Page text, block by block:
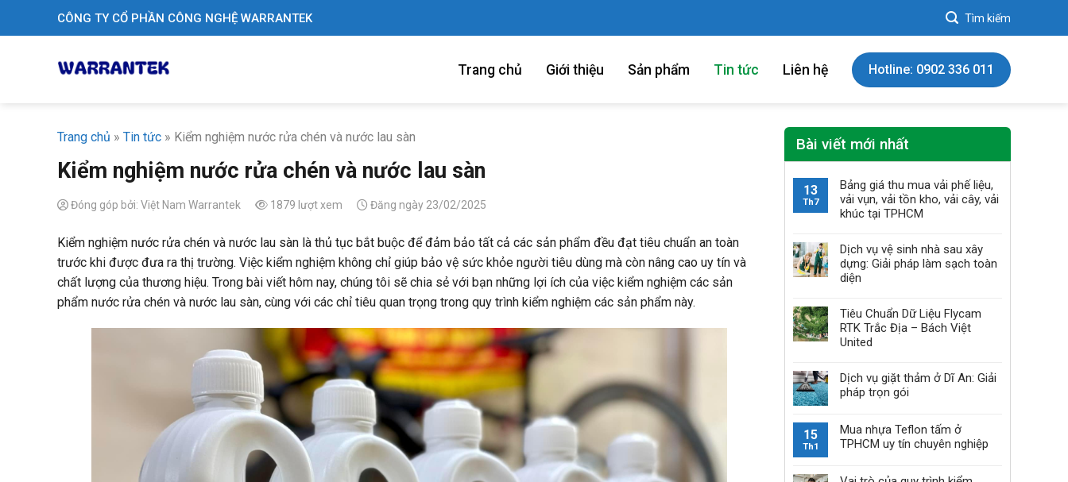
CÔNG TY CỔ PHẦN CÔNG NGHỆ WARRANTEK
Trang chủ Giới thiệu Sản phẩm Tin tức Liên hệ Hotline: 0902 336 011
Trang chủ » Tin tức » Kiểm nghiệm nước rửa chén và nước lau sàn
Kiểm nghiệm nước rửa chén và nước lau sàn
Đóng góp bởi: Việt Nam Warrantek 1879 lượt xem Đăng ngày 23/02/2025
Kiểm nghiệm nước rửa chén và nước lau sàn là thủ tục bắt buộc để đảm bảo tất cả các sản phẩm đều đạt tiêu chuẩn an toàn
trước khi được đưa ra thị trường. Việc kiểm nghiệm không chỉ giúp bảo vệ sức khỏe người tiêu dùng mà còn nâng cao uy tín và
chất lượng của thương hiệu. Trong bài viết hôm nay, chúng tôi sẽ chia sẻ với bạn những lợi ích của việc kiểm nghiệm các sản
phẩm nước rửa chén và nước lau sàn, cùng với các chỉ tiêu quan trọng trong quy trình kiểm nghiệm các sản phẩm này.
Bài viết mới nhất
13
Th7
Bảng giá thu mua vải phế liệu,
vải vụn, vải tồn kho, vải cây, vải
khúc tại TPHCM
Dịch vụ vệ sinh nhà sau xây
dựng: Giải pháp làm sạch toàn
diện
Tiêu Chuẩn Dữ Liệu Flycam
RTK Trắc Địa – Bách Việt
United
Dịch vụ giặt thảm ở Dĩ An: Giải
pháp trọn gói
15
Th1
Mua nhựa Teflon tấm ở
TPHCM uy tín chuyên nghiệp